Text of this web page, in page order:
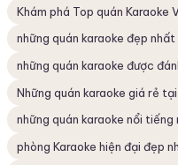
Khám phá Top quán Karaoke
những quán karaoke đẹp
những quán karaoke được
Những quán karaoke giá rẻ tại
những quán karaoke nổi
phòng Karaoke hiện đại đẹp